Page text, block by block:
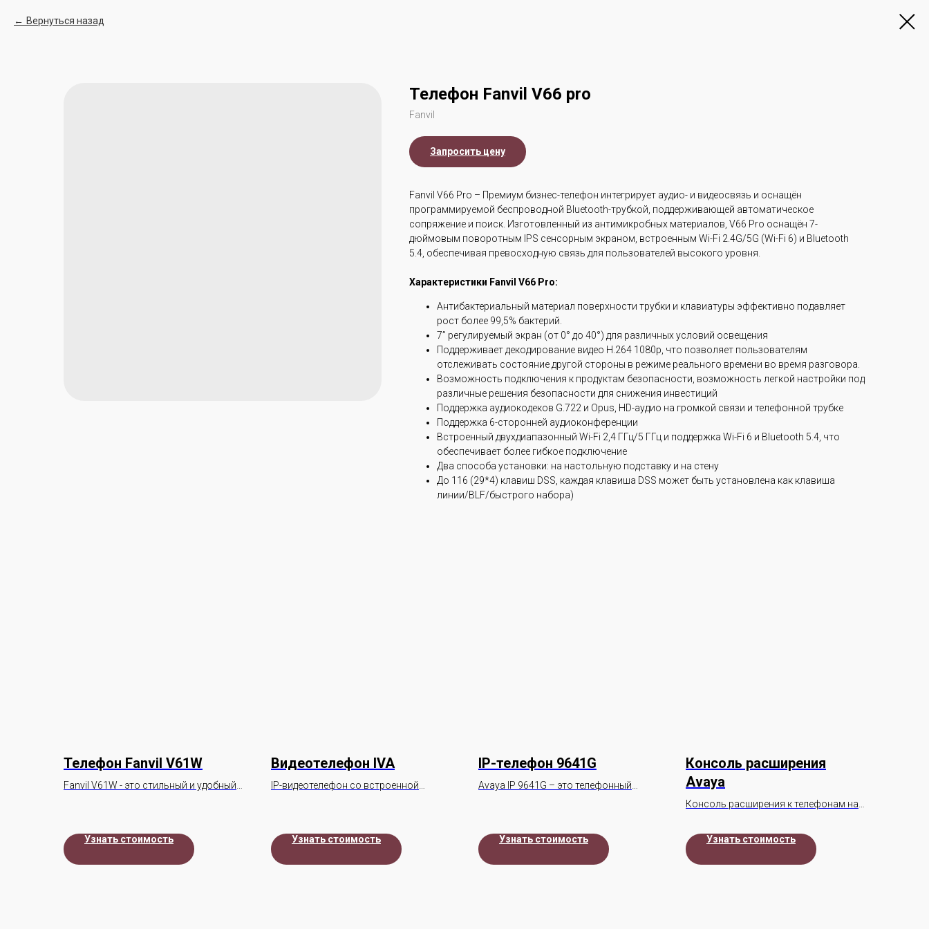
Вернуться назад
Телефон Fanvil V66 pro
Fanvil
Запросить цену
Fanvil V66 Pro – Премиум бизнес-телефон интегрирует аудио- и видеосвязь и оснащён
программируемой беспроводной Bluetooth-трубкой, поддерживающей автоматическое
сопряжение и поиск. Изготовленный из антимикробных материалов, V66 Pro оснащён 7-
дюймовым поворотным IPS сенсорным экраном, встроенным Wi-Fi 2.4G/5G (Wi-Fi 6) и Bluetooth
5.4, обеспечивая превосходную связь для пользователей высокого уровня.
Характеристики Fanvil V66 Pro:
Антибактериальный материал поверхности трубки и клавиатуры эффективно подавляет
рост более 99,5% бактерий.
7” регулируемый экран (от 0° до 40°) для различных условий освещения
Поддерживает декодирование видео H.264 1080p, что позволяет пользователям
отслеживать состояние другой стороны в режиме реального времени во время разговора.
Возможность подключения к продуктам безопасности, возможность легкой настройки под
различные решения безопасности для снижения инвестиций
Поддержка аудиокодеков G.722 и Opus, HD-аудио на громкой связи и телефонной трубке
Поддержка 6-сторонней аудиоконференции
Встроенный двухдиапазонный Wi-Fi 2,4 ГГц/5 ГГц и поддержка Wi-Fi 6 и Bluetooth 5.4, что
обеспечивает более гибкое подключение
Два способа установки: на настольную подставку и на стену
До 116 (29*4) клавиш DSS, каждая клавиша DSS может быть установлена как клавиша
линии/BLF/быстрого набора)
Телефон Fanvil V61W
Fanvil V61W - это стильный и удобный
производительностью.
Узнать стоимость
Видеотелефон IVA
IP-видеотелефон со встроенной
Узнать стоимость
IP-телефон 9641G
Avaya IP 9641G – это телефонный
Узнать стоимость
Консоль расширения
Avaya
Консоль расширения к телефонам на
Узнать стоимость